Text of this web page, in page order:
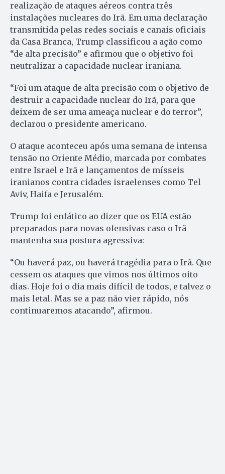
realização de ataques aéreos contra três
instalações nucleares do Irã. Em uma declaração
transmitida pelas redes sociais e canais oficiais
da Casa Branca, Trump classificou a ação como
“de alta precisão” e afirmou que o objetivo foi
neutralizar a capacidade nuclear iraniana.
“Foi um ataque de alta precisão com o objetivo de
destruir a capacidade nuclear do Irã, para que
deixem de ser uma ameaça nuclear e do terror”,
declarou o presidente americano.
O ataque aconteceu após uma semana de intensa
tensão no Oriente Médio, marcada por combates
entre Israel e Irã e lançamentos de mísseis
iranianos contra cidades israelenses como Tel
Aviv, Haifa e Jerusalém.
Trump foi enfático ao dizer que os EUA estão
preparados para novas ofensivas caso o Irã
mantenha sua postura agressiva:
“Ou haverá paz, ou haverá tragédia para o Irã. Que
cessem os ataques que vimos nos últimos oito
dias. Hoje foi o dia mais difícil de todos, e talvez o
mais letal. Mas se a paz não vier rápido, nós
continuaremos atacando”, afirmou.